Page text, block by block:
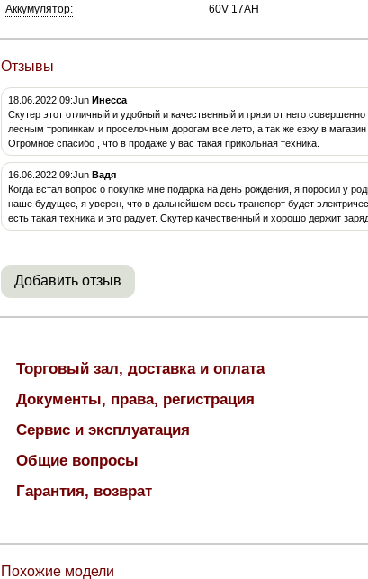
Аккумулятор:
60V 17AH
Отзывы
18.06.2022 09:Jun Инесса
Скутер этот отличный и удобный и качественный и грязи от него
лесным тропинкам и проселочным дорогам все лето, а так же езжу в
Огромное спасибо , что в продаже у вас такая прикольная техника.
16.06.2022 09:Jun Вадя
Когда встал вопрос о покупке мне подарка на день рождения, я поросил у
наше будущее, я уверен, что в дальнейшем весь транспорт будет
есть такая техника и это радует. Скутер качественный и хорошо держит
Добавить отзыв
Торговый зал, доставка и оплата
Документы, права, регистрация
Сервис и эксплуатация
Общие вопросы
Гарантия, возврат
Похожие модели